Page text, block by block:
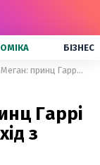
БІЗНЕС
Без вагітної Меган: принц Гаррі здійснив публічний вихід з Кейт Міддлтон
Гаррі
з